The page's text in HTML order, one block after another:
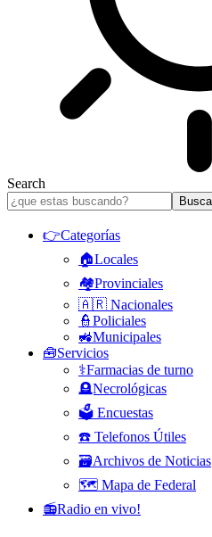
Search
👉Categorías
🏠Locales
🏘️Provinciales
🇦🇷 Nacionales
👮Policiales
🚜Municipales
🧰Servicios
⚕️Farmacias de turno
🪦Necrológicas
🗳️ Encuestas
☎️ Telefonos Útiles
🗃️Archivos de Noticias
🗺️ Mapa de Federal
📻Radio en vivo!